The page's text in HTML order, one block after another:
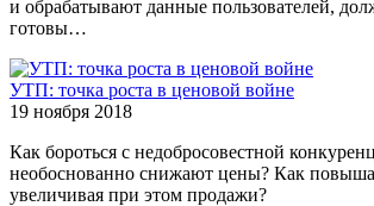
и обрабатывают данные пользователей,
готовы…
УТП: точка роста в ценовой войне
19 ноября 2018
Как бороться с недобросовестной
необоснованно снижают цены? Как
увеличивая при этом продажи?